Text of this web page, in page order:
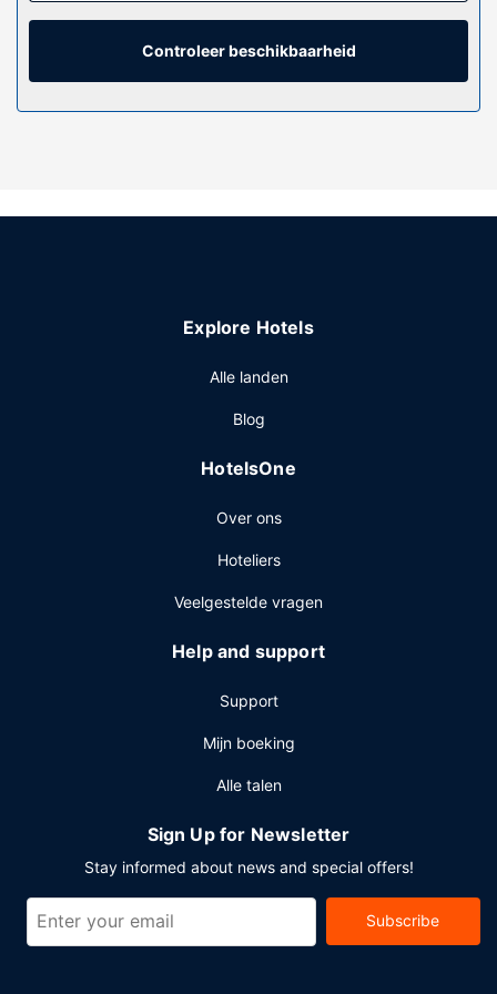
bad/douchecombinatie hebben gratis toiletartikelen en
Algemene voorziening
Plezier gegarandeerd met recreatieve voorzieningen zoals
drankje in een bar/lounge. Dagelijks kun je tegen betaling
wordt van 07.00 uur tot 11.00 uur.
businesscentrum, een snelle incheckservice en een snelle
voor dit hotel met 2787 vierkante meter aan ruimte,
plaatse heb je parkeerplaatsen.
Controleer beschikbaarheid
Explore Hotels
Alle landen
Blog
HotelsOne
Over ons
Hoteliers
Veelgestelde vragen
Help and support
Support
Mijn boeking
Alle talen
Sign Up for Newsletter
Stay informed about news and special offers!
Subscribe